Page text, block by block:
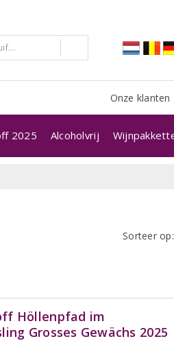
Onze
2025 Alcoholvrij
Sorteer op:
Höllenpfad im
Grosses Gewächs 2025